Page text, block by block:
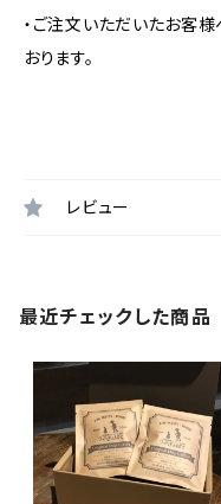
・ご注文いただいたお客
おります。
レビュー
最近チェックした商品